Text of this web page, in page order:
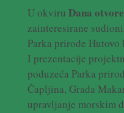
U okviru Dana
zainteresirane
Parka prirode
I prezentacije
poduzeća Parka
Čapljina, Grada
upravljanje morskim